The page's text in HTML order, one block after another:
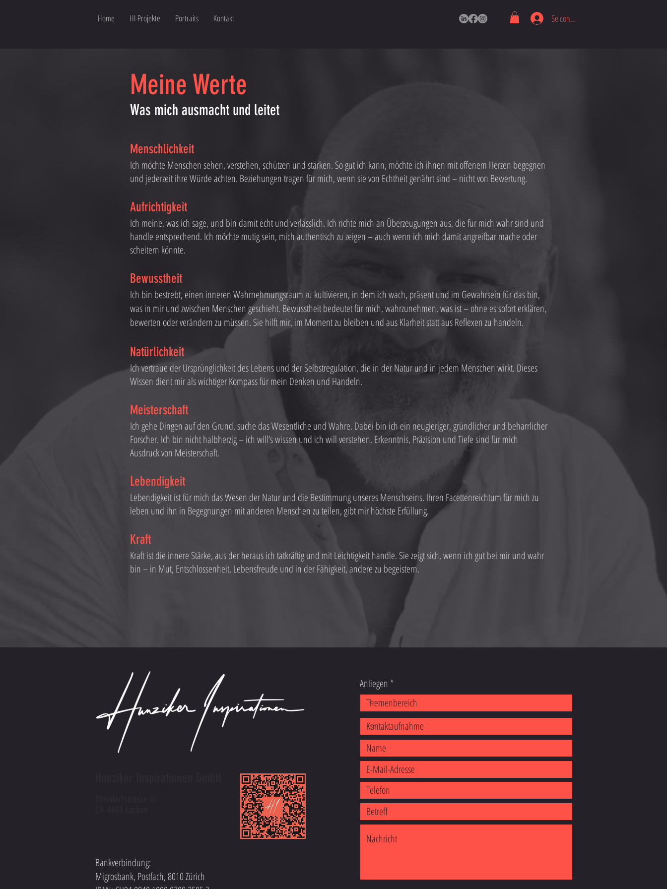
Home HI-Projekte Portraits Kontakt Se connecter
Meine Werte
Was mich ausmacht und leitet
Menschlichkeit
Ich möchte Menschen sehen, verstehen, schützen und stärken. So gut ich kann, möchte ich ihnen mit offenem Herzen begegnen
und jederzeit ihre Würde achten. Beziehungen tragen für mich, wenn sie von Echtheit genährt sind – nicht von Bewertung.
Aufrichtigkeit
Ich meine, was ich sage, und bin damit echt und verlässlich. Ich richte mich an Überzeugungen aus, die für mich wahr sind und
handle entsprechend. Ich möchte mutig sein, mich authentisch zu zeigen – auch wenn ich mich damit angreifbar mache oder
scheitern könnte.
Bewusstheit
Ich bin bestrebt, einen inneren Wahrnehmungsraum zu kultivieren, in dem ich wach, präsent und im Gewahrsein für das bin,
was in mir und zwischen Menschen geschieht. Bewusstheit bedeutet für mich, wahrzunehmen, was ist – ohne es sofort erklären,
bewerten oder verändern zu müssen. Sie hilft mir, im Moment zu bleiben und aus Klarheit statt aus Reflexen zu handeln.
Natürlichkeit
Ich vertraue der Ursprünglichkeit des Lebens und der Selbstregulation, die in der Natur und in jedem Menschen wirkt. Dieses
Wissen dient mir als wichtiger Kompass für mein Denken und Handeln.
Meisterschaft
Ich gehe Dingen auf den Grund, suche das Wesentliche und Wahre. Dabei bin ich ein neugieriger, gründlicher und beharrlicher
Forscher. Ich bin nicht halbherzig – ich will’s wissen und ich will verstehen. Erkenntnis, Präzision und Tiefe sind für mich
Ausdruck von Meisterschaft.
Lebendigkeit
Lebendigkeit ist für mich das Wesen der Natur und die Bestimmung unseres Menschseins. Ihren Facettenreichtum für mich zu
leben und ihn in Begegnungen mit anderen Menschen zu teilen, gibt mir höchste Erfüllung.
Kraft
Kraft ist die innere Stärke, aus der heraus ich tatkräftig und mit Leichtigkeit handle. Sie zeigt sich, wenn ich gut bei mir und wahr
bin – in Mut, Entschlossenheit, Lebensfreude und in der Fähigkeit, andere zu begeistern.
Bankverbindung:
Migrosbank, Postfach, 8010 Zürich
Anliegen